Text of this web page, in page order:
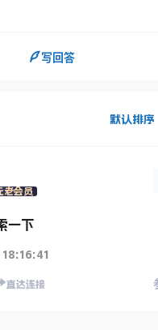
写回答
默认排序
老会员
一下
直达连接